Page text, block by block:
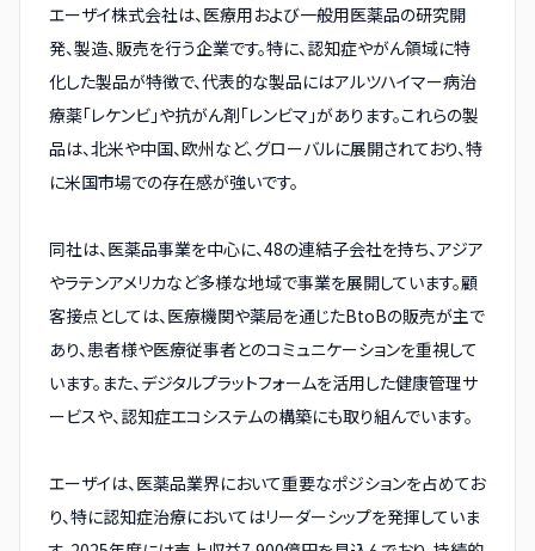
エーザイ株式会社は、医療用および一般用医薬品の研究開
発、製造、販売を行う企業です。特に、認知症やがん領域に特
化した製品が特徴で、代表的な製品にはアルツハイマー病治
療薬「レケンビ」や抗がん剤「レンビマ」があります。これらの製
品は、北米や中国、欧州など、グローバルに展開されており、特
に米国市場での存在感が強いです。
同社は、医薬品事業を中心に、48の連結子会社を持ち、アジア
やラテンアメリカなど多様な地域で事業を展開しています。顧
客接点としては、医療機関や薬局を通じたBtoBの販売が主で
あり、患者様や医療従事者とのコミュニケーションを重視して
います。また、デジタルプラットフォームを活用した健康管理サ
ービスや、認知症エコシステムの構築にも取り組んでいます。
エーザイは、医薬品業界において重要なポジションを占めてお
り、特に認知症治療においてはリーダーシップを発揮していま